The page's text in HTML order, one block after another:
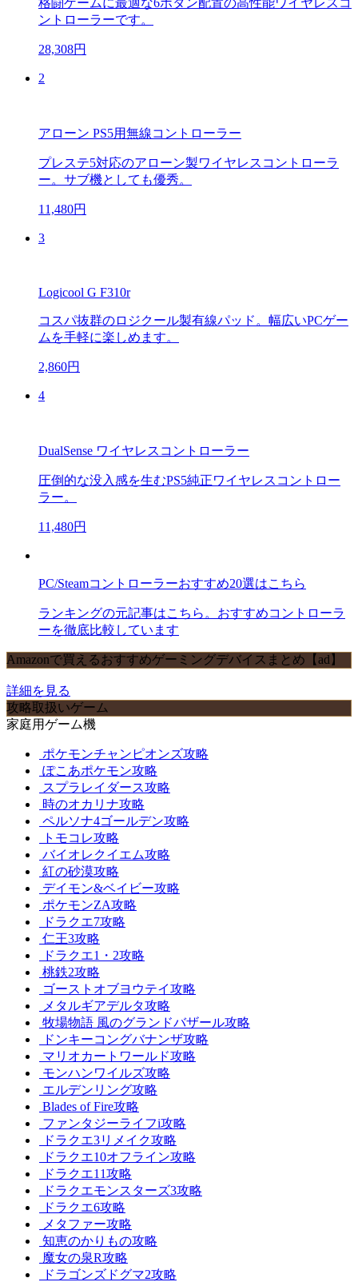
格闘ゲームに最適な6ボタン配置の高性能ワイヤレスコ
ントローラーです。
28,308円
2
アローン PS5用無線コントローラー
プレステ5対応のアローン製ワイヤレスコントローラ
ー。サブ機としても優秀。
11,480円
3
Logicool G F310r
コスパ抜群のロジクール製有線パッド。幅広いPCゲー
ムを手軽に楽しめます。
2,860円
4
DualSense ワイヤレスコントローラー
圧倒的な没入感を生むPS5純正ワイヤレスコントロー
ラー。
11,480円
PC/Steamコントローラーおすすめ20選はこちら
ランキングの元記事はこちら。おすすめコントローラ
ーを徹底比較しています
Amazonで買えるおすすめゲーミングデバイスまとめ【ad】
詳細を見る
攻略取扱いゲーム
家庭用ゲーム機
ポケモンチャンピオンズ攻略
ぽこあポケモン攻略
スプラレイダース攻略
時のオカリナ攻略
ペルソナ4ゴールデン攻略
トモコレ攻略
バイオレクイエム攻略
紅の砂漠攻略
デイモン&ベイビー攻略
ポケモンZA攻略
ドラクエ7攻略
仁王3攻略
ドラクエ1・2攻略
桃鉄2攻略
ゴーストオブヨウテイ攻略
メタルギアデルタ攻略
牧場物語 風のグランドバザール攻略
ドンキーコングバナンザ攻略
マリオカートワールド攻略
モンハンワイルズ攻略
エルデンリング攻略
Blades of Fire攻略
ファンタジーライフi攻略
ドラクエ3リメイク攻略
ドラクエ10オフライン攻略
ドラクエ11攻略
ドラクエモンスターズ3攻略
ドラクエ6攻略
メタファー攻略
知恵のかりもの攻略
魔女の泉R攻略
ドラゴンズドグマ2攻略